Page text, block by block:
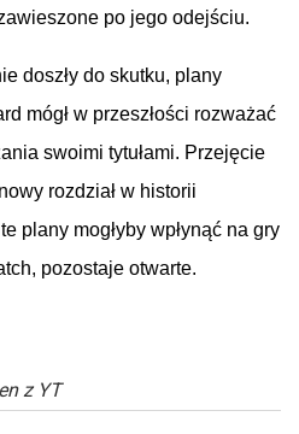
po jego odejściu.
doszły do skutku, plany
mógł w przeszłości rozważać
swoimi tytułami. Przejęcie
nowy rozdział w historii
te plany mogłyby wpłynąć na gry
, pozostaje otwarte.
z YT